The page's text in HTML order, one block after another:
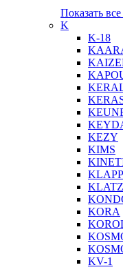
Показать все
K
K-18
KEZY
KIMS
KLAPP
KLATZ
KORA
KV-1